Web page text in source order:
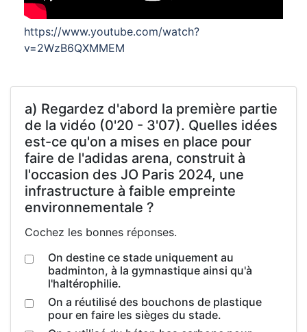
https://www.youtube.com/watch?
v=2WzB6QXMMEM
a) Regardez d'abord la première partie
de la vidéo (0'20 - 3'07). Quelles idées
est-ce qu'on a mises en place pour
faire de l'adidas arena, construit à
l'occasion des JO Paris 2024, une
infrastructure à faible empreinte
environnementale ?
Cochez les bonnes réponses.
On destine ce stade uniquement au
badminton, à la gymnastique ainsi qu'à
l'haltérophilie.
On a réutilisé des bouchons de plastique
pour en faire les sièges du stade.